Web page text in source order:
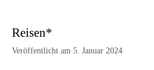
Reisen*
Veröffentlicht am 5. Januar 2024